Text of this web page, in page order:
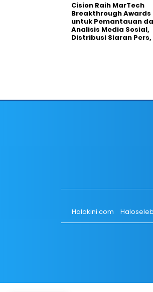
Cision Raih MarTech
Breakthrough Awards
untuk Pemantauan
Analisis Media Sosial,
Distribusi Siaran Pers,
Halokini.com